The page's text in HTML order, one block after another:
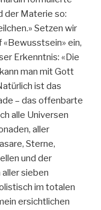
der Materie so:
Setzen wir
ein,
Erkenntnis: «Die
man mit Gott
ist das
– das offenbarte
alle Universen
aller
Sterne,
und der
sieben
im totalen
ersichtlichen